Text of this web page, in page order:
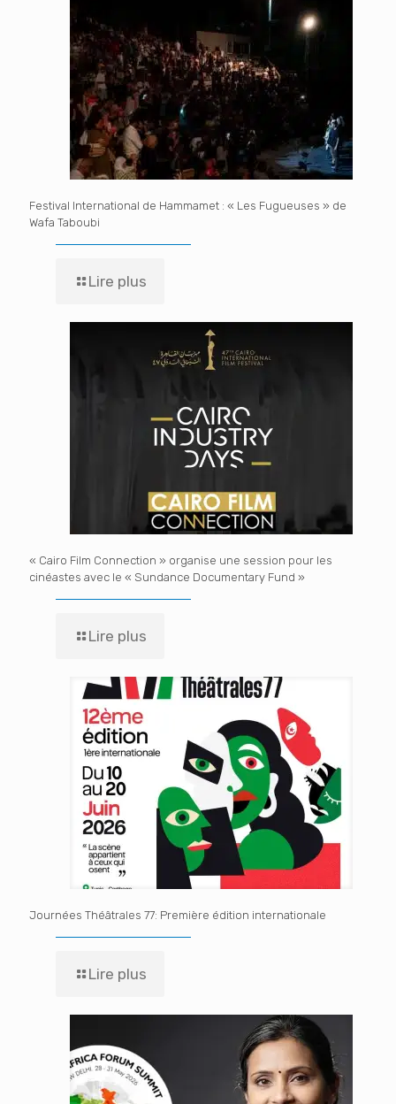
Festival International de Hammamet : « Les Fugueuses » de
Wafa Taboubi
Lire plus
« Cairo Film Connection » organise une session pour les
cinéastes avec le « Sundance Documentary Fund »
Lire plus
Journées Théâtrales 77: Première édition internationale
Lire plus